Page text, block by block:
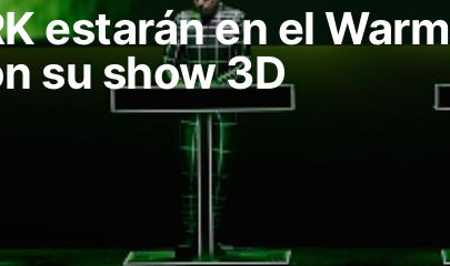
estarán en el Warm
su show 3D